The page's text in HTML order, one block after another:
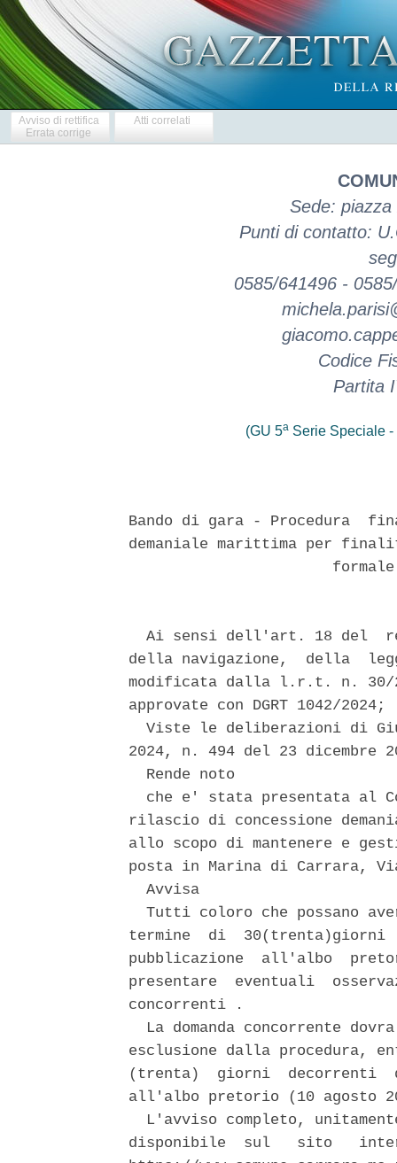
Avviso di rettifica
Errata corrige
Atti correlati
Sede:
Punti di contatto:
0585/641496 -
Codice
Partita
(GU 5aSerie Speciale -
Bando di gara - Procedura
demaniale marittima per
Ai sensi dell'art. 18 del
della navigazione,  della
modificata dalla l.r.t. n. 30/
approvate con DGRT 1042/2024;
Viste le deliberazioni di
2024, n. 494 del 23 dicembre
  Rende noto
che e' stata presentata al
rilascio di concessione
allo scopo di mantenere e
posta in Marina di Carrara,
  Avvisa
Tutti coloro che possano
termine  di
pubblicazione  all'albo
presentare  eventuali
concorrenti .
La domanda concorrente
esclusione dalla
(trenta)  giorni  decorrenti
all'albo pretorio (10 agosto
L'avviso completo,
disponibile  sul   sito